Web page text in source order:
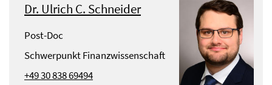
Dr. Ulrich C. Schneider
Post-Doc
Schwerpunkt Finanzwissenschaft
+49 30 838 69494